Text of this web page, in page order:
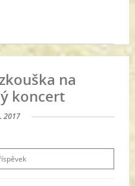
na
koncert
2017